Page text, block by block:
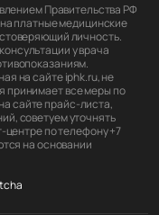
Правительства РФ
платные медицинские
личность.
у врача
на сайте iphk.ru, не
принимает все меры по
сайте прайс-листа,
советуем уточнять
центре по телефону +7
на основании